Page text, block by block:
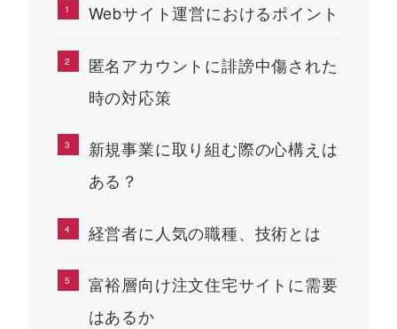
Webサイト運営におけるポイント
匿名アカウントに誹謗中傷された
時の対応策
新規事業に取り組む際の心構えは
ある？
経営者に人気の職種、技術とは
富裕層向け注文住宅サイトに需要
はあるか